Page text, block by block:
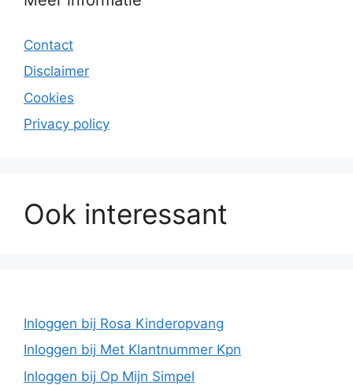
Contact
Disclaimer
Cookies
Privacy policy
Ook interessant
Inloggen bij Rosa Kinderopvang
Inloggen bij Met Klantnummer Kpn
Inloggen bij Op Mijn Simpel